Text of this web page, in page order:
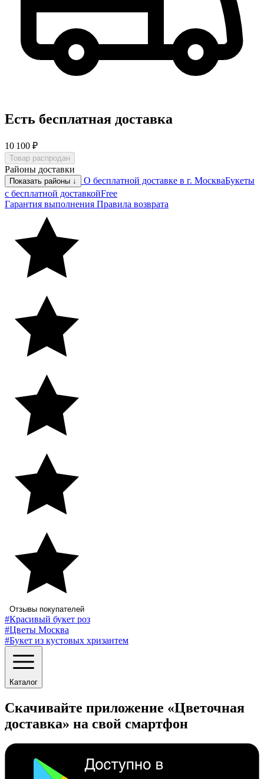
Есть бесплатная доставка
10 100 ₽
Товар распродан
Районы доставки
Показать районы ↓ О бесплатной доставке в г. МоскваБукеты
с бесплатной доставкойFree
Гарантия выполнения Правила возврата
Отзывы покупателей
#Красивый букет роз
#Цветы Москва
#Букет из кустовых хризантем
Каталог
Скачивайте приложение «Цветочная
доставка» на свой смартфон